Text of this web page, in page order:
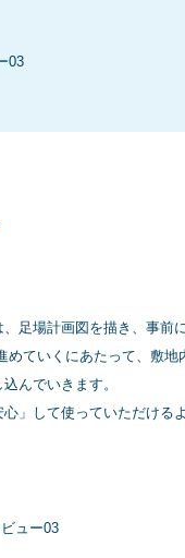
足場計画図を描き、事前
めていくにあたって、敷地
んでいきます。
」して使っていただける